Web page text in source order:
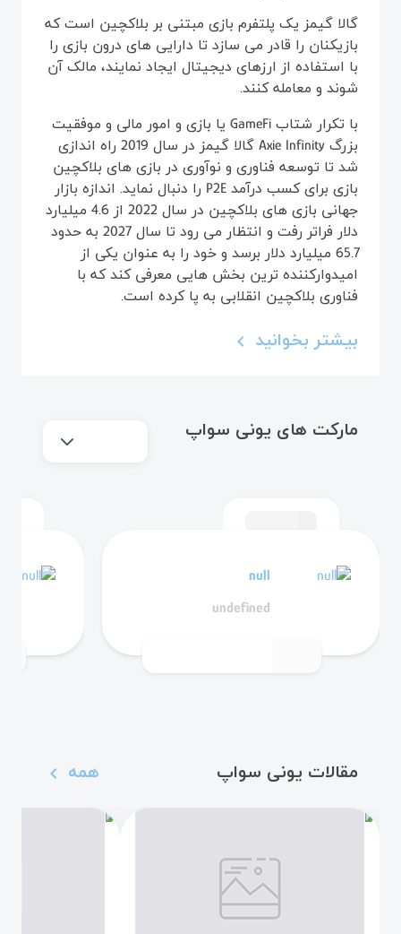
گالا گیمز یک پلتفرم بازی مبتنی بر بلاکچین است که
بازیکنان را قادر می‌ سازد تا دارایی‌ های درون بازی را
با استفاده از ارزهای دیجیتال ایجاد نمایند، مالک آن
شوند و معامله کنند.
با تکرار شتاب GameFi یا بازی و امور مالی و موفقیت
بزرگ Axie Infinity گالا گیمز در سال 2019 راه اندازی
شد تا توسعه فناوری و نوآوری در بازی های بلاکچین
بازی برای کسب درآمد P2E را دنبال نماید. اندازه بازار
جهانی بازی‌ های بلاکچین در سال 2022 از 4.6 میلیارد
دلار فراتر رفت و انتظار می‌ رود تا سال 2027 به حدود
65.7 میلیارد دلار برسد و خود را به عنوان یکی از
امیدوارکننده‌ ترین بخش‌ هایی معرفی کند که با
فناوری بلاکچین انقلابی به پا کرده است.
بیشتر بخوانید navigate_before
مارکت های یونی سواپ
null
undefined
مقالات یونی سواپ همه navigate_before